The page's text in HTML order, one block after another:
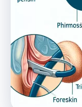
потрібний.
зіскрібки.
виконує лікар